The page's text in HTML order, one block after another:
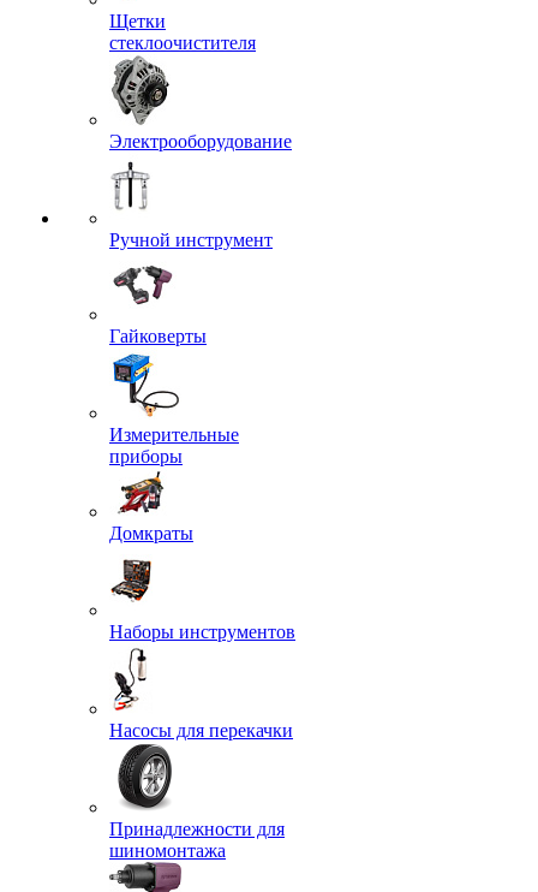
Щетки
стеклоочистителя
Электрооборудование
Ручной инструмент
Гайковерты
Измерительные
приборы
Домкраты
Наборы инструментов
Насосы для перекачки
Принадлежности для
шиномонтажа